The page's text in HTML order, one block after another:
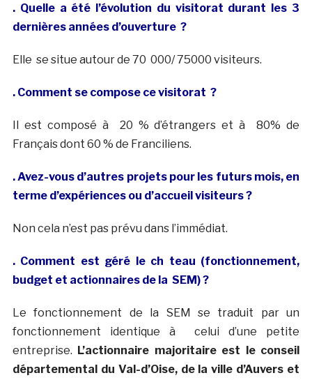
. Quelle a été l’évolution du visitorat durant les 3
dernières années d’ouverture ?
Elle se situe autour de 70 000/ 75000 visiteurs.
. Comment se compose ce visitorat ?
Il est composé à 20 % d’étrangers et à 80% de
Français dont 60 % de Franciliens.
. Avez-vous d’autres projets pour les futurs mois, en
terme d’expériences ou d’accueil visiteurs ?
Non cela n’est pas prévu dans l’immédiat.
. Comment est géré le ch teau (fonctionnement,
budget et actionnaires de la SEM) ?
Le fonctionnement de la SEM se traduit par un
fonctionnement identique à celui d’une petite
entreprise. L’actionnaire majoritaire est le conseil
départemental du Val-d’Oise, de la ville d’Auvers et